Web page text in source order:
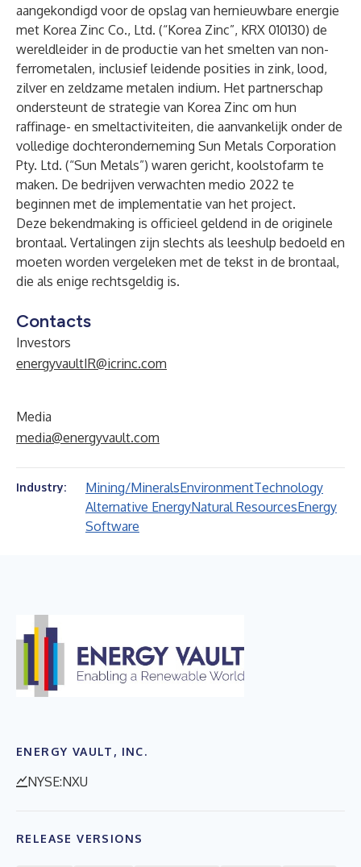
aangekondigd voor de opslag van hernieuwbare energie
met Korea Zinc Co., Ltd. (“Korea Zinc”, KRX 010130) de
wereldleider in de productie van het smelten van non-
ferrometalen, inclusief leidende posities in zink, lood,
zilver en zeldzame metalen indium. Het partnerschap
ondersteunt de strategie van Korea Zinc om hun
raffinage- en smeltactiviteiten, die aanvankelijk onder de
volledige dochteronderneming Sun Metals Corporation
Pty. Ltd. (“Sun Metals”) waren gericht, koolstofarm te
maken. De bedrijven verwachten medio 2022 te
beginnen met de implementatie van het project.
Deze bekendmaking is officieel geldend in de originele
brontaal. Vertalingen zijn slechts als leeshulp bedoeld en
moeten worden vergeleken met de tekst in de brontaal,
die als enige rechtsgeldig is.
Contacts
Investors
energyvaultIR@icrinc.com
Media
media@energyvault.com
Industry: Mining/MineralsEnvironmentTechnology
Alternative EnergyNatural ResourcesEnergy
Software
ENERGY VAULT, INC.
NYSE:NXU
RELEASE VERSIONS